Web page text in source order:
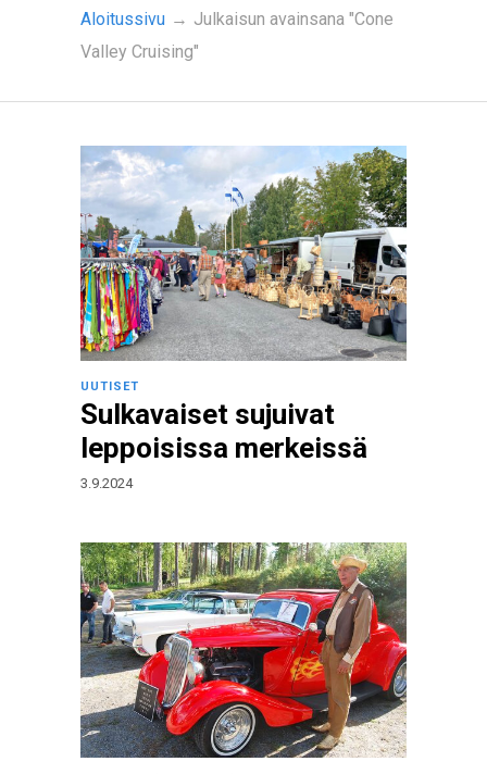
Aloitussivu → Julkaisun avainsana "Cone
Valley Cruising"
UUTISET
Sulkavaiset sujuivat
leppoisissa merkeissä
3.9.2024